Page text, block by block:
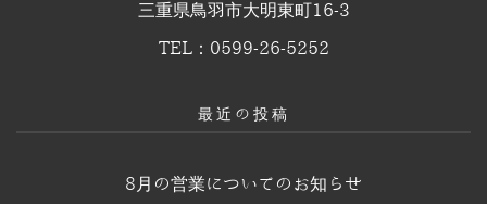
三重県鳥羽市大明東町16-3
TEL：0599-26-5252
最近の投稿
8月の営業についてのお知らせ